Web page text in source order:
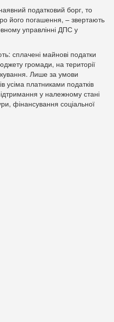
податковий борг, то
його погашення, – звертають
управлінні ДПС у
сплачені майнові податки
громади, на території
Лише за умови
усіма платниками податків
у належному стані
фінансування соціальної